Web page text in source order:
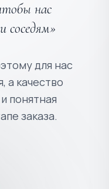
нас
соседям»
для нас
а качество
понятная
заказа.